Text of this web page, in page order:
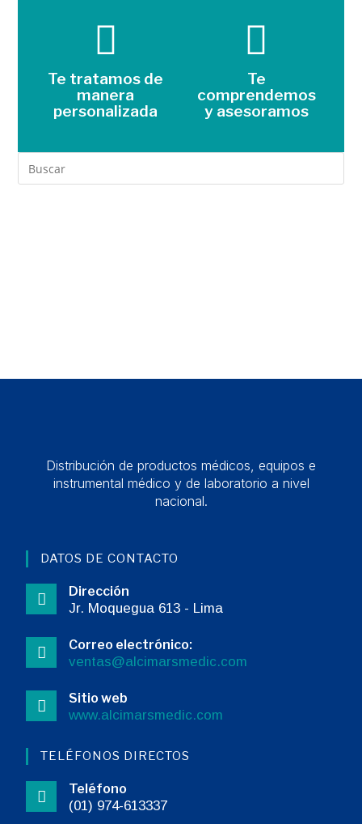
Te tratamos de
manera
personalizada
Te
comprendemos
y asesoramos
Distribución de productos médicos, equipos e
instrumental médico y de laboratorio a nivel
nacional.
DATOS DE CONTACTO
Dirección
Jr. Moquegua 613 - Lima
Correo electrónico:
ventas@alcimarsmedic.com
Sitio web
www.alcimarsmedic.com
TELÉFONOS DIRECTOS
Teléfono
(01) 974-613337